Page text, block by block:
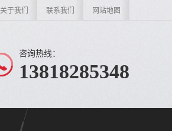
关于我们 联系我们 网站地图
咨询热线：
13818285348